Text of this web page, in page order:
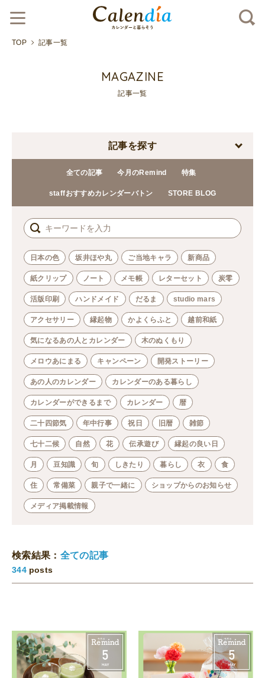
TOP 記事一覧
MAGAZINE
記事一覧
記事を探す
全ての記事 今月のRemind 特集
staffおすすめカレンダーバトン STORE BLOG
日本の色 坂井ほや丸 ご当地キャラ 新商品
紙クリップ ノート メモ帳 レターセット 炭零
活版印刷 ハンドメイド だるま studio mars
アクセサリー 縁起物 かよくらふと 越前和紙
気になるあの人とカレンダー 木のぬくもり
メロウあにまる キャンペーン 開発ストーリー
あの人のカレンダー カレンダーのある暮らし
カレンダーができるまで カレンダー 暦
二十四節気 年中行事 祝日 旧暦 雑節
七十二候 自然 花 伝承遊び 縁起の良い日
月 豆知識 旬 しきたり 暮らし 衣 食
住 常備菜 親子で一緒に ショップからのお知らせ
メディア掲載情報
検索結果： 全ての記事
344 posts